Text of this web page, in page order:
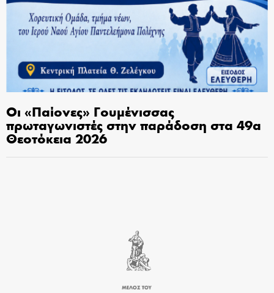
Οι «Παίονες» Γουμένισσας
πρωταγωνιστές στην παράδοση στα 49α
Θεοτόκεια 2026